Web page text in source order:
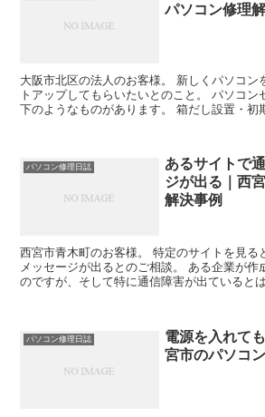
パソコン修理
大阪市北区の法人のお客様。 新しくパソコン
トアップしてもらいたいとのこと。 パソコン
下のようなものがあります。 箱だし設置・初
パソコン修理日誌
あるサイトで
ジが出る｜西
解決事例
西宮市青木町のお客様。 特定のサイトを見る
メッセージが出るとのご相談。 ある企業が作
のですが、そして特に通信障害が出ていると
パソコン修理日誌
電源を入れて
宮市のパソコ